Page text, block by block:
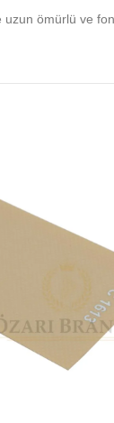
uzun ömürlü ve